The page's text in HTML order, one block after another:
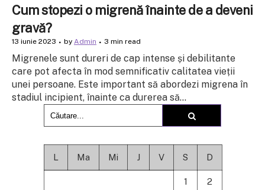
Cum stopezi o migrenă înainte de a deveni
gravă?
13 iunie 2023 by Admin 3 min read
Migrenele sunt dureri de cap intense și debilitante
care pot afecta în mod semnificativ calitatea vieții
unei persoane. Este important să abordezi migrena în
stadiul incipient, înainte ca durerea să...
L Ma Mi J V S D
1 2